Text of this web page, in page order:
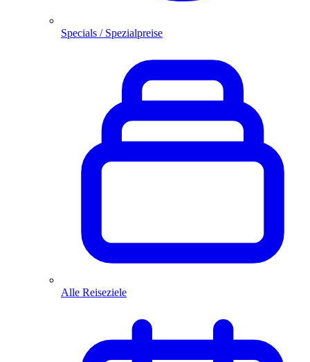
Specials / Spezialpreise
Alle Reiseziele